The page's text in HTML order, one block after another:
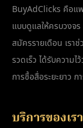
BuyAdClicks คือแ
แบบดูแลให้ครบวงจ
สมัครรายเดือน เรา
รวดเร็ว ได้รับความไ
การซื้อสื่อระยะยาว
บริการของเรา